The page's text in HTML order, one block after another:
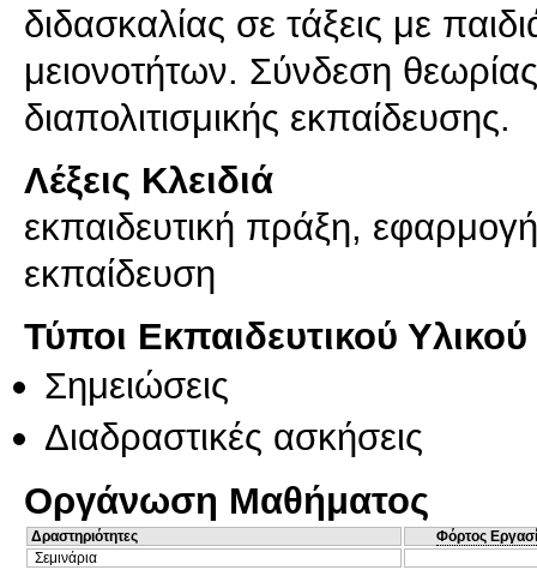
διδασκαλίας σε τάξεις με
μειονοτήτων. Σύνδεση
Λέξεις Κλειδιά
εκπαιδευτική πράξη,
εκπαίδευση
Τύποι Εκπαιδευτικού Υλικού
Σημειώσεις
Διαδραστικές ασκήσεις
Οργάνωση Μαθήματος
Δραστηριότητες
Φόρτος
Σεμινάρια